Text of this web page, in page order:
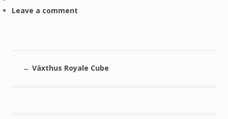
Leave a comment
← Växthus Royale Cube